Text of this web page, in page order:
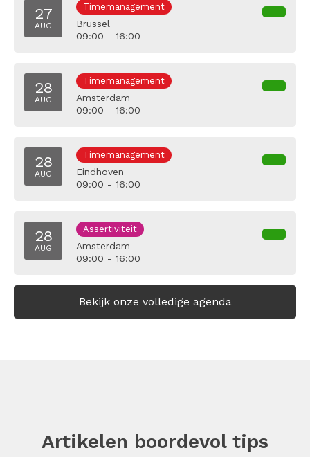
27
AUG
Timemanagement
Brussel
09:00 - 16:00
28
AUG
Timemanagement
Amsterdam
09:00 - 16:00
28
AUG
Timemanagement
Eindhoven
09:00 - 16:00
28
AUG
Assertiviteit
Amsterdam
09:00 - 16:00
Bekijk onze volledige agenda
Artikelen boordevol tips